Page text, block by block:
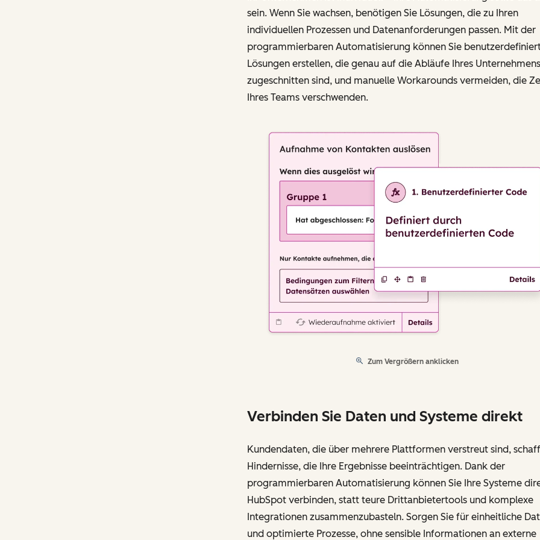
sein. Wenn Sie wachsen, benötigen Sie Lösungen, die zu Ihren
individuellen Prozessen und Datenanforderungen passen. Mit der
programmierbaren Automatisierung können Sie
Lösungen erstellen, die genau auf die Abläufe Ihres Unternehmens
zugeschnitten sind, und manuelle Workarounds vermeiden, die
Ihres Teams verschwenden.
Zum Vergrößern anklicken
Verbinden Sie Daten und Systeme direkt
Kundendaten, die über mehrere Plattformen verstreut sind,
Hindernisse, die Ihre Ergebnisse beeinträchtigen. Dank der
programmierbaren Automatisierung können Sie Ihre Systeme
HubSpot verbinden, statt teure Drittanbietertools und komplexe
Integrationen zusammenzubasteln. Sorgen Sie für einheitliche
und optimierte Prozesse, ohne sensible Informationen an externe